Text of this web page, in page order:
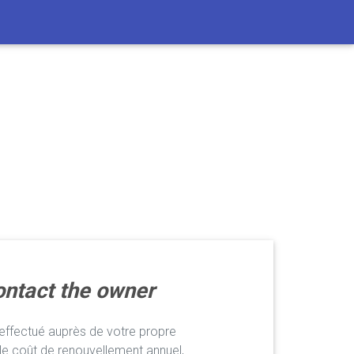
the owner
auprès de votre propre
coût de renouvellement annuel,